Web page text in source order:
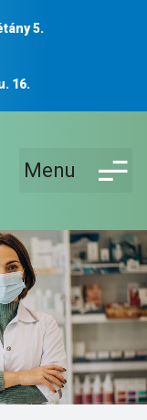
5.
16.
Menu